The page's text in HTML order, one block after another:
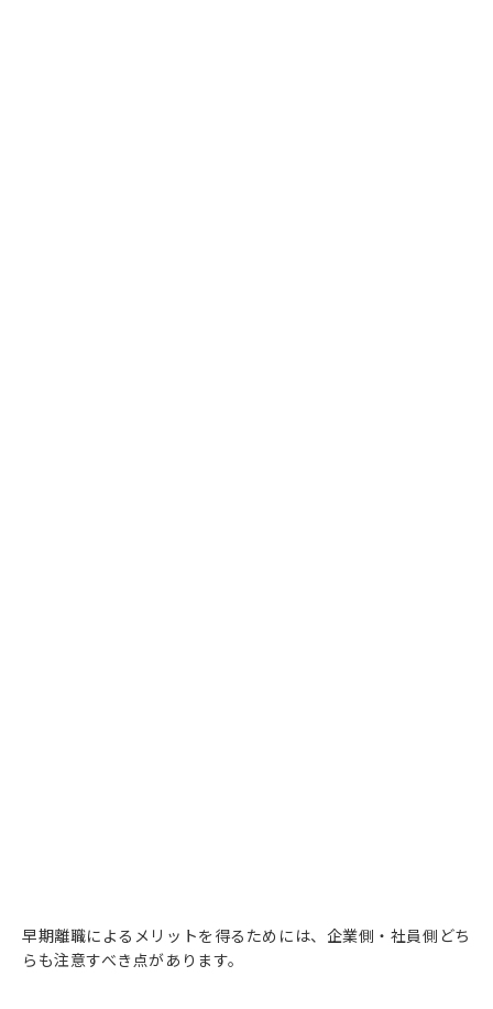
早期離職によるメリットを得るためには、企業側・社員側どち
らも注意すべき点があります。